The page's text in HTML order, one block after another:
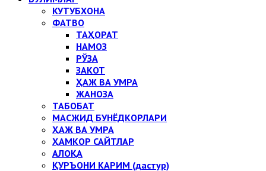
КУТУБХОНА
ФАТВО
ТАҲОРАТ
НАМОЗ
РЎЗА
ЗАКОТ
ҲАЖ ВА УМРА
ЖАНОЗА
ТАБОБАТ
МАСЖИД БУНЁДКОРЛАРИ
ҲАЖ ВА УМРА
ҲАМКОР САЙТЛАР
АЛОҚА
ҚУРЪОНИ КАРИМ (дастур)